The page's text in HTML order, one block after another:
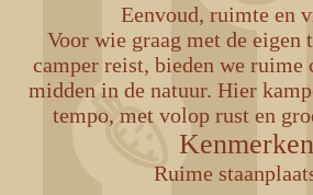
Eenvoud, ruimte en
Voor wie graag met de eigen
camper reist, bieden we ruime
midden in de natuur. Hier
tempo, met volop rust en
Kenmerken
Ruime